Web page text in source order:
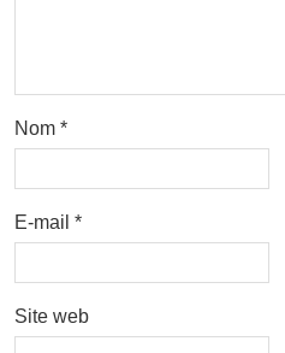
Nom *
E-mail *
Site web